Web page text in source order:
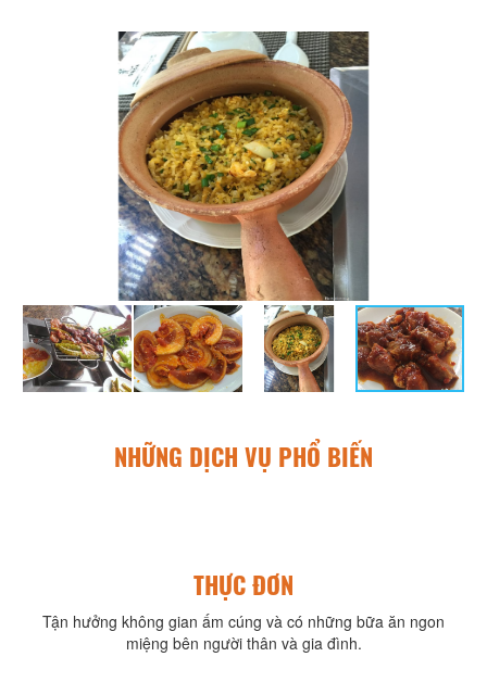
NHỮNG DỊCH VỤ PHỔ BIẾN
THỰC ĐƠN
Tận hưởng không gian ấm cúng và có những bữa ăn ngon
miệng bên người thân và gia đình.